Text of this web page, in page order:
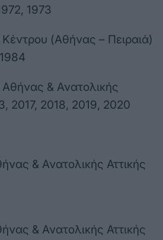
1973
(Αθήνας – Πειραιά)
& Ανατολικής
2017, 2018, 2019, 2020
& Ανατολικής Αττικής
& Ανατολικής Αττικής